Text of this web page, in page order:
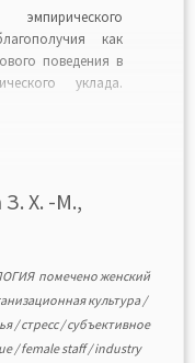
как
поведения в
уклада.
ценностных
усталости от
условий,
Х. -М.,
помеченоженский
культура/
/стресс/субъективное
/female staff/industry